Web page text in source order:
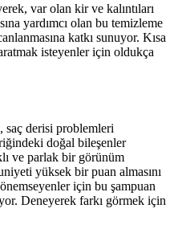
var olan kir ve kalıntıları
yardımcı olan bu temizleme
katkı sunuyor. Kısa
isteyenler için oldukça
derisi problemleri
doğal bileşenler
ve parlak bir görünüm
yüksek bir puan almasını
önemseyenler için bu şampuan
Deneyerek farkı görmek için